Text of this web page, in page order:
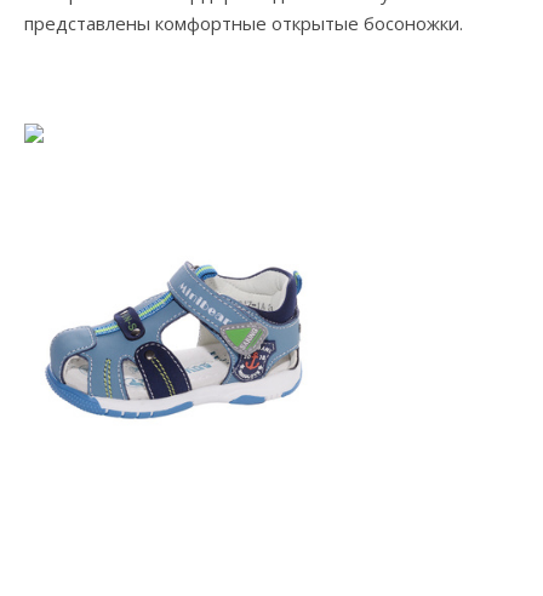
представлены комфортные открытые босоножки.